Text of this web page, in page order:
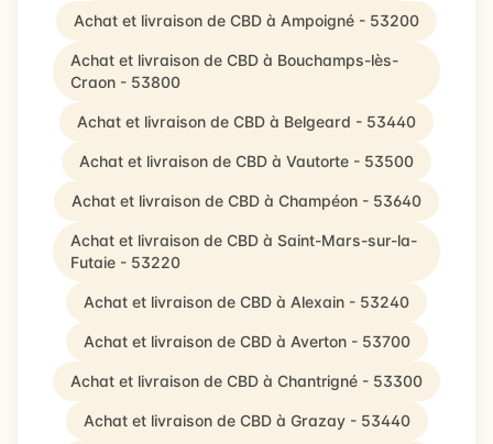
Achat et livraison de CBD à Ampoigné - 53200
Achat et livraison de CBD à Bouchamps-lès-
Craon - 53800
Achat et livraison de CBD à Belgeard - 53440
Achat et livraison de CBD à Vautorte - 53500
Achat et livraison de CBD à Champéon - 53640
Achat et livraison de CBD à Saint-Mars-sur-la-
Futaie - 53220
Achat et livraison de CBD à Alexain - 53240
Achat et livraison de CBD à Averton - 53700
Achat et livraison de CBD à Chantrigné - 53300
Achat et livraison de CBD à Grazay - 53440